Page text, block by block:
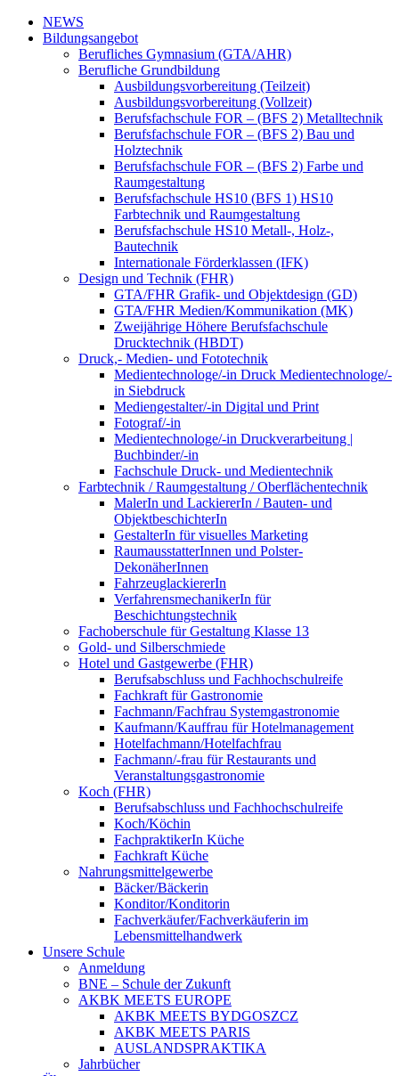
NEWS
Bildungsangebot
Berufliches Gymnasium (GTA/AHR)
Berufliche Grundbildung
Ausbildungsvorbereitung (Teilzeit)
Ausbildungsvorbereitung (Vollzeit)
Berufsfachschule FOR – (BFS 2) Metalltechnik
Berufsfachschule FOR – (BFS 2) Bau und
Holztechnik
Berufsfachschule FOR – (BFS 2) Farbe und
Raumgestaltung
Berufsfachschule HS10 (BFS 1) HS10
Farbtechnik und Raumgestaltung
Berufsfachschule HS10 Metall-, Holz-,
Bautechnik
Internationale Förderklassen (IFK)
Design und Technik (FHR)
GTA/FHR Grafik- und Objektdesign (GD)
GTA/FHR Medien/Kommunikation (MK)
Zweijährige Höhere Berufsfachschule
Drucktechnik (HBDT)
Druck,- Medien- und Fototechnik
Medientechnologe/-in Druck Medientechnologe/-
in Siebdruck
Mediengestalter/-in Digital und Print
Fotograf/-in
Medientechnologe/-in Druckverarbeitung |
Buchbinder/-in
Fachschule Druck- und Medientechnik
Farbtechnik / Raumgestaltung / Oberflächentechnik
MalerIn und LackiererIn / Bauten- und
ObjektbeschichterIn
GestalterIn für visuelles Marketing
RaumausstatterInnen und Polster-
DekonäherInnen
FahrzeuglackiererIn
VerfahrensmechanikerIn für
Beschichtungstechnik
Fachoberschule für Gestaltung Klasse 13
Gold- und Silberschmiede
Hotel und Gastgewerbe (FHR)
Berufsabschluss und Fachhochschulreife
Fachkraft für Gastronomie
Fachmann/Fachfrau Systemgastronomie
Kaufmann/Kauffrau für Hotelmanagement
Hotelfachmann/Hotelfachfrau
Fachmann/-frau für Restaurants und
Veranstaltungsgastronomie
Koch (FHR)
Berufsabschluss und Fachhochschulreife
Koch/Köchin
FachpraktikerIn Küche
Fachkraft Küche
Nahrungsmittelgewerbe
Bäcker/Bäckerin
Konditor/Konditorin
Fachverkäufer/Fachverkäuferin im
Lebensmittelhandwerk
Unsere Schule
Anmeldung
BNE – Schule der Zukunft
AKBK MEETS EUROPE
AKBK MEETS BYDGOSZCZ
AKBK MEETS PARIS
AUSLANDSPRAKTIKA
Jahrbücher